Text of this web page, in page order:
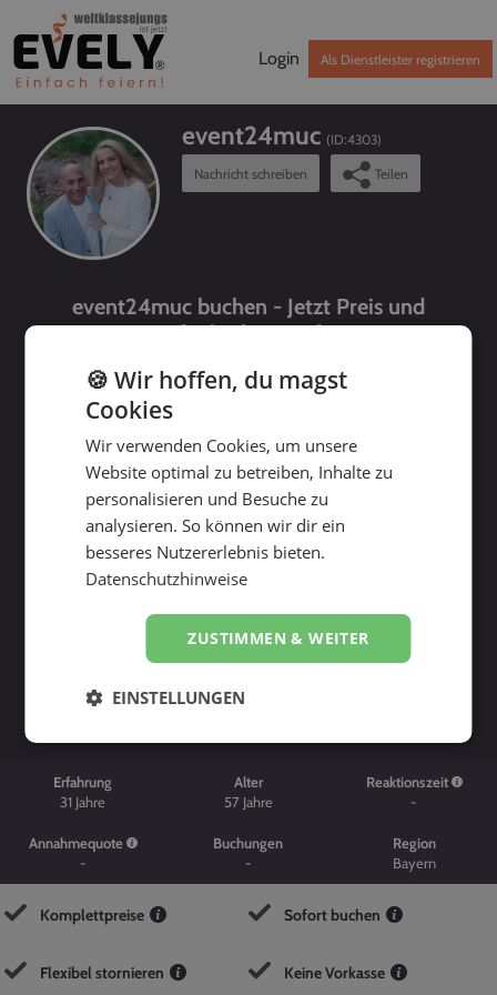
Login Als Dienstleister registrieren
event24muc (ID:4303)
Nachricht schreiben Teilen
event24muc buchen - Jetzt Preis und
Verfügbarkeit prüfen!
bis
Erfahrung
31 Jahre
Alter
57 Jahre
Reaktionszeit
-
Annahmequote
-
Buchungen
-
Region
Bayern
Komplettpreise Sofort buchen
Flexibel stornieren Keine Vorkasse
🍪 Wir hoffen, du magst
Cookies
Wir verwenden Cookies, um unsere
Website optimal zu betreiben, Inhalte zu
personalisieren und Besuche zu
analysieren. So können wir dir ein
besseres Nutzererlebnis bieten.
Datenschutzhinweise
ZUSTIMMEN & WEITER
EINSTELLUNGEN